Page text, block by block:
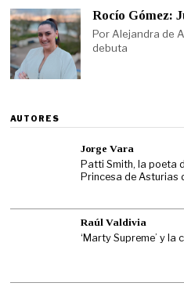
Rocío Gómez:
Por Alejandra de
debuta
AUTORES
Jorge Vara
Patti Smith, la poeta
Princesa de Asturias
Raúl Valdivia
‘Marty Supreme’ y